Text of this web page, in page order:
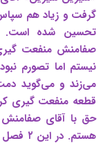
گرفت و زیاد هم
تحسین شده است.
صفامنش منفعت گیری
نیستم اما تصورم
می‌زند و می‌گوید دمت
قطعه منفعت گیری
حق با آقای
هستم.